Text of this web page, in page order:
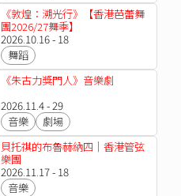
《敦煌：溯光行》【香港芭蕾舞
團2026/27舞季】
2026.10.16 - 18
舞蹈
《朱古力獎門人》音樂劇
2026.11.4 - 29
音樂
劇場
貝托祺的布魯赫納四｜香港管弦
樂團
2026.11.17 - 18
音樂